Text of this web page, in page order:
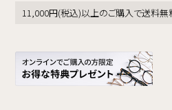
11,000円(税込)以上のご購入で送料無